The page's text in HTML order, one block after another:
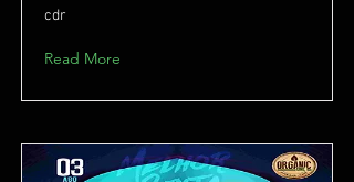
cdr
Read More